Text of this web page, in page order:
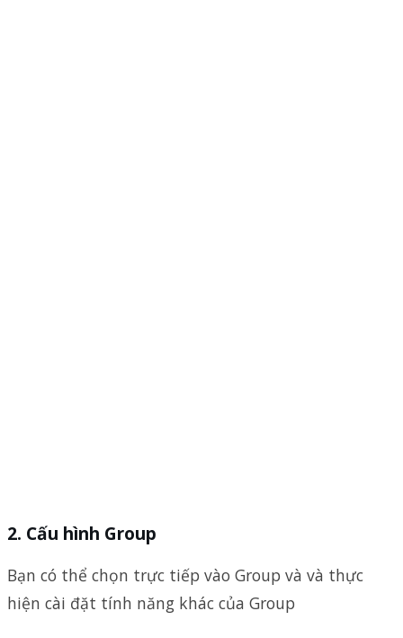
Cấu hình Group
Bạn có thể chọn trực tiếp vào Group và và thực
hiện cài đặt tính năng khác của Group